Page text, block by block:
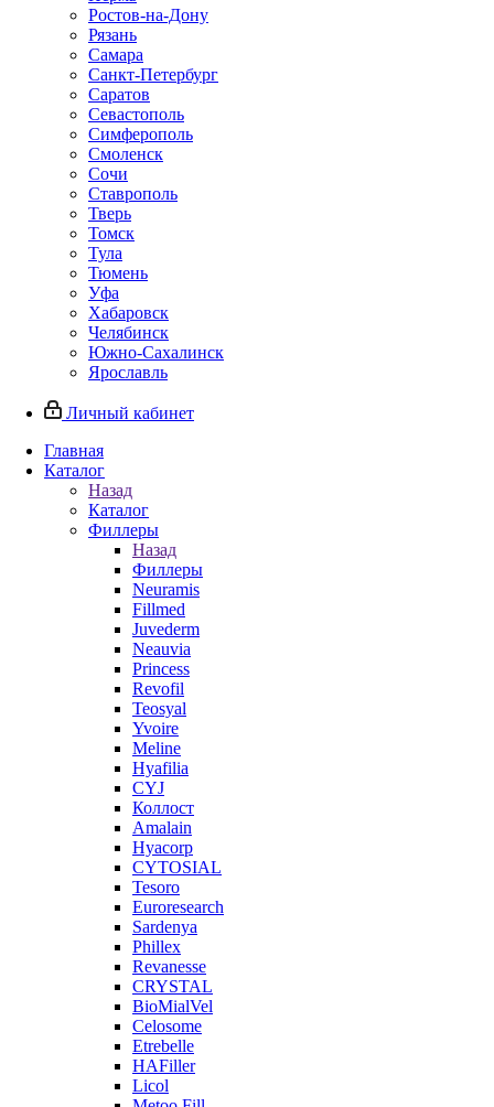
Ростов-на-Дону
Рязань
Самара
Санкт-Петербург
Саратов
Севастополь
Симферополь
Смоленск
Сочи
Ставрополь
Тверь
Томск
Тула
Тюмень
Уфа
Хабаровск
Челябинск
Южно-Сахалинск
Ярославль
Личный кабинет
Главная
Каталог
Назад
Каталог
Филлеры
Назад
Филлеры
Neuramis
Fillmed
Juvederm
Neauvia
Princess
Revofil
Teosyal
Yvoire
Meline
Hyafilia
CYJ
Коллост
Amalain
Hyacorp
CYTOSIAL
Tesoro
Euroresearch
Sardenya
Phillex
Revanesse
CRYSTAL
BioMialVel
Celosome
Etrebelle
HAFiller
Licol